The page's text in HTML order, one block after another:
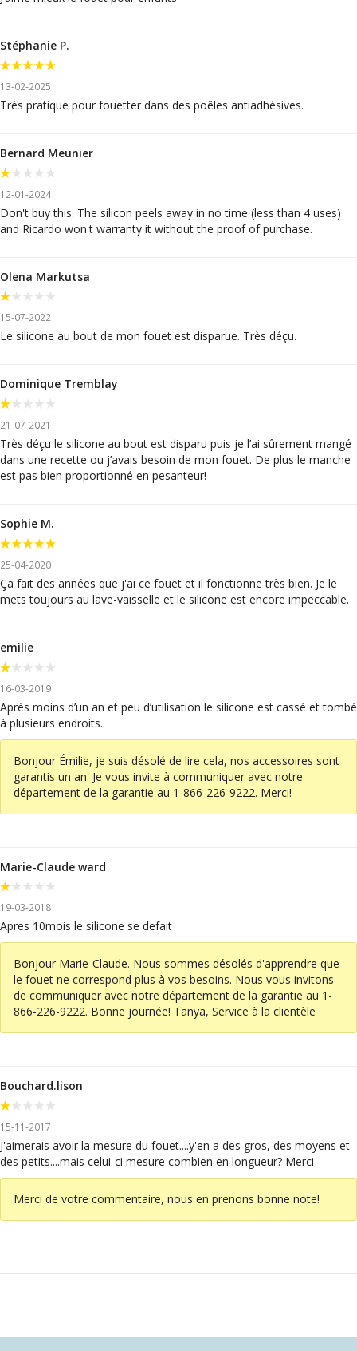
Stéphanie P.
13-02-2025
Très pratique pour fouetter dans des poêles antiadhésives.
Bernard Meunier
12-01-2024
Don't buy this. The silicon peels away in no time (less than 4 uses)
and Ricardo won't warranty it without the proof of purchase.
Olena Markutsa
15-07-2022
Le silicone au bout de mon fouet est disparue. Très déçu.
Dominique Tremblay
21-07-2021
Très déçu le silicone au bout est disparu puis je l’ai sûrement mangé
dans une recette ou j’avais besoin de mon fouet. De plus le manche
est pas bien proportionné en pesanteur!
Sophie M.
25-04-2020
Ça fait des années que j'ai ce fouet et il fonctionne très bien. Je le
mets toujours au lave-vaisselle et le silicone est encore impeccable.
emilie
16-03-2019
Après moins d’un an et peu d’utilisation le silicone est cassé et tombé
à plusieurs endroits.
Bonjour Émilie, je suis désolé de lire cela, nos accessoires sont
garantis un an. Je vous invite à communiquer avec notre
département de la garantie au 1-866-226-9222. Merci!
Marie-Claude ward
19-03-2018
Apres 10mois le silicone se defait
Bonjour Marie-Claude. Nous sommes désolés d'apprendre que
le fouet ne correspond plus à vos besoins. Nous vous invitons
de communiquer avec notre département de la garantie au 1-
866-226-9222. Bonne journée! Tanya, Service à la clientèle
Bouchard.lison
15-11-2017
J'aimerais avoir la mesure du fouet....y'en a des gros, des moyens et
des petits....mais celui-ci mesure combien en longueur? Merci
Merci de votre commentaire, nous en prenons bonne note!